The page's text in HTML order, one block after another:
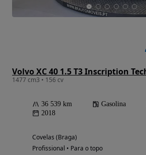
Volvo XC 40 1.5 T3 Inscription
1477 cm3 • 156 cv
36 539 km Gasolina
2018
Covelas (Braga)
Profissional • Para o topo